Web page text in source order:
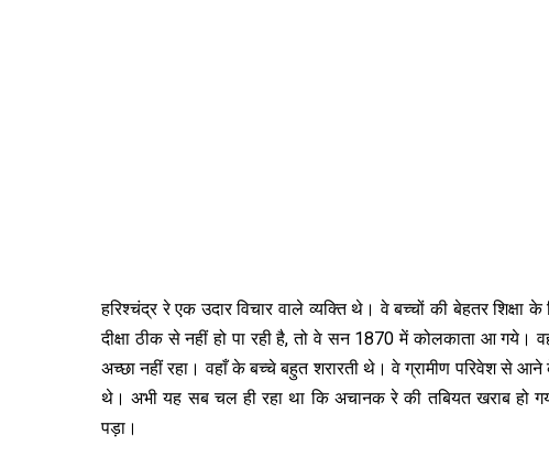
हरिश्‍चंद्र रे एक उदार विचार वाले व्‍यक्ति थे। वे बच्‍चों की बेहतर शिक्षा
दीक्षा ठीक से नहीं हो पा रही है, तो वे सन 1870 में कोलकाता आ
अच्‍छा नहीं रहा। वहाँ के बच्‍चे बहुत शरारती थे। वे ग्रामीण परिवेश से
थे। अभी यह सब चल ही रहा था कि अचानक रे की तबियत खराब हो
पड़ा।